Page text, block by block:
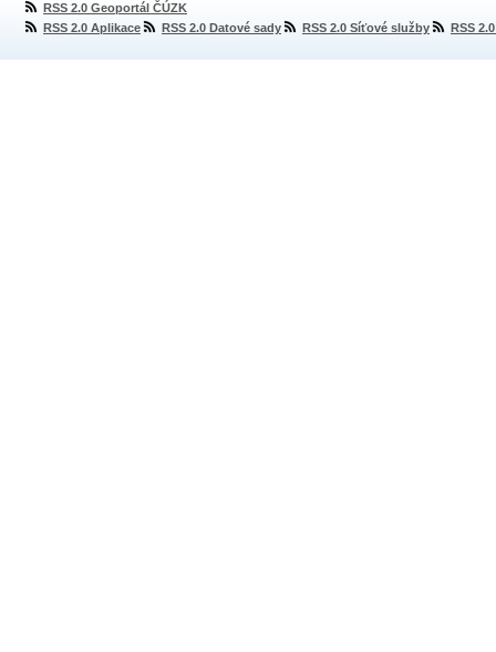
RSS 2.0 Geoportál ČÚZK
RSS 2.0 Aplikace
RSS 2.0 Datové sady RSS 2.0 Síťové služby RSS